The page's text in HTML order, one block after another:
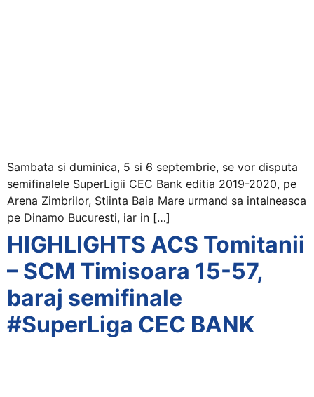
Sambata si duminica, 5 si 6 septembrie, se vor disputa
semifinalele SuperLigii CEC Bank editia 2019-2020, pe
Arena Zimbrilor, Stiinta Baia Mare urmand sa intalneasca
pe Dinamo Bucuresti, iar in […]
HIGHLIGHTS ACS Tomitanii
– SCM Timisoara 15-57,
baraj semifinale
#SuperLiga CEC BANK